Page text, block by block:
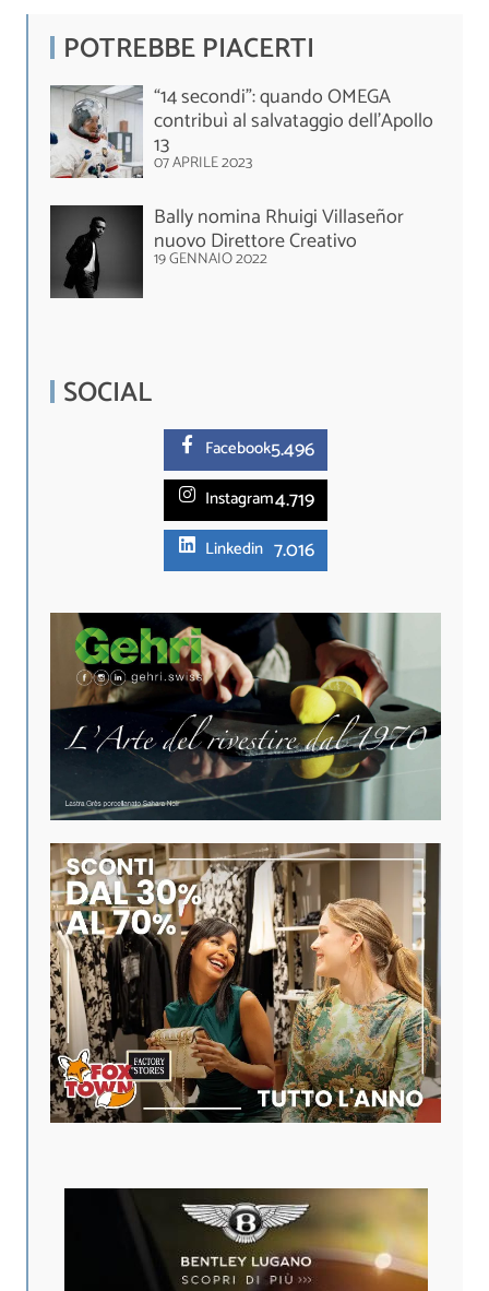
POTREBBE PIACERTI
“14 secondi”: quando OMEGA
contribuì al salvataggio dell’Apollo
13
07 APRILE 2023
Bally nomina Rhuigi Villaseñor
nuovo Direttore Creativo
19 GENNAIO 2022
SOCIAL
Facebook5.496
Instagram4.719
Linkedin 7.016